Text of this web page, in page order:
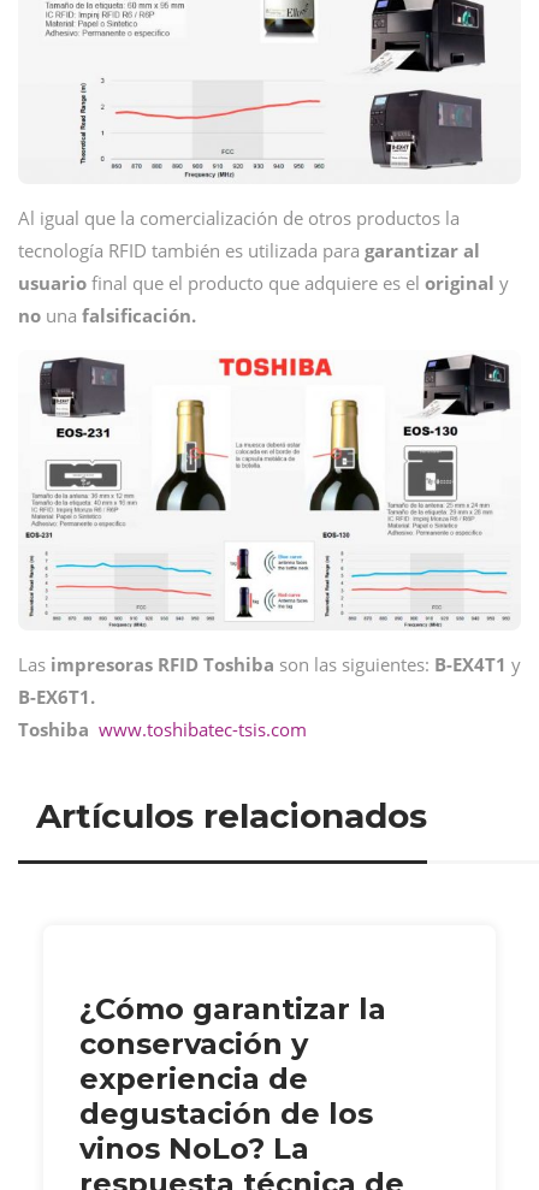
Al igual que la comercialización de otros productos la
tecnología RFID también es utilizada para garantizar al
usuario final que el producto que adquiere es el original y
no una falsificación.
Las impresoras RFID Toshiba son las siguientes: B-EX4T1 y
B-EX6T1.
Toshiba www.toshibatec-tsis.com
Artículos relacionados
¿Cómo garantizar la
conservación y
experiencia de
degustación de los
vinos NoLo? La